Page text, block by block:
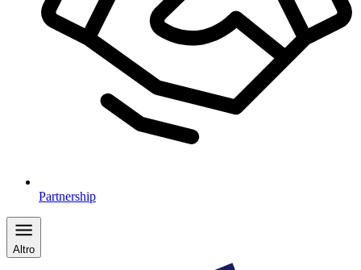
Partnership
Altro